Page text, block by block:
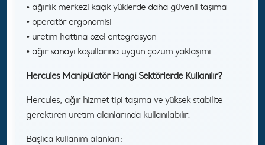
• ağırlık merkezi kaçık yüklerde daha güvenli taşıma
• operatör ergonomisi
• üretim hattına özel entegrasyon
• ağır sanayi koşullarına uygun çözüm yaklaşımı
Hercules Manipülatör Hangi Sektörlerde Kullanılır?
Hercules, ağır hizmet tipi taşıma ve yüksek stabilite
gerektiren üretim alanlarında kullanılabilir.
Başlıca kullanım alanları: